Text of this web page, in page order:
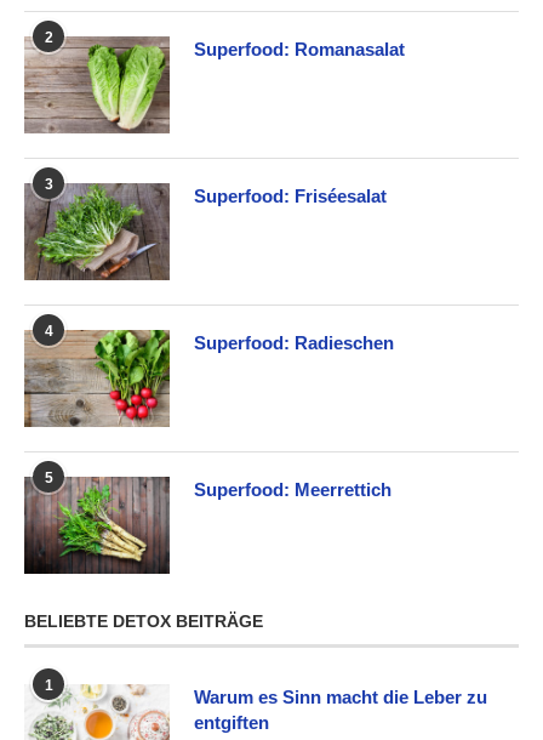
2
Superfood: Romanasalat
3
Superfood: Friséesalat
4
Superfood: Radieschen
5
Superfood: Meerrettich
BELIEBTE DETOX BEITRÄGE
1
Warum es Sinn macht die Leber zu
entgiften